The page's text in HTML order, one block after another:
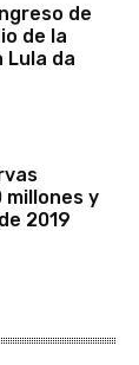
de
de la
Lula da
millones y
2019